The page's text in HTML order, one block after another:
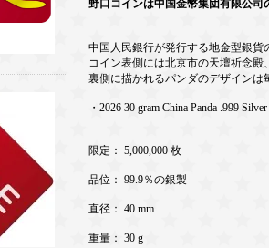
野口コインは中国金幣集団有限公司
中国人民銀行が発行する地金型銀貨
コイン表側には北京市の天壇祈念
裏側に描かれるパンダのデザインは
・2026 30 gram China Panda .999
限定： 5,000,000 枚
品位： 99.9％の銀製
直径： 40 mm
重量： 30 g